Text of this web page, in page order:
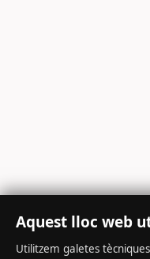
Aquest lloc web
Utilitzem galetes